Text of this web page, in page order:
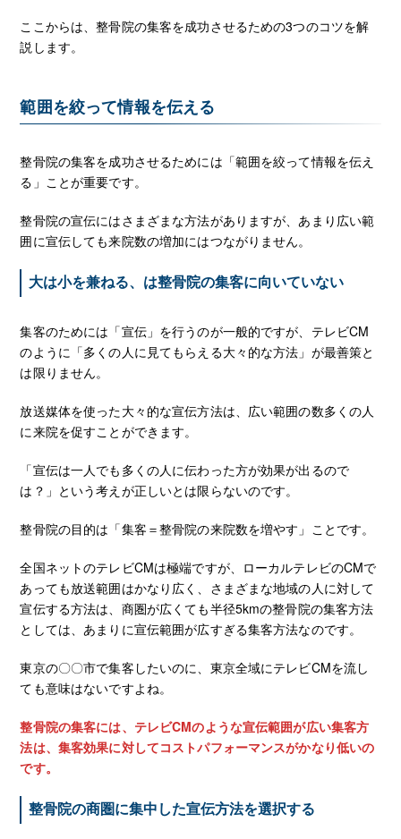
ここからは、整骨院の集客を成功させるための3つのコツを解
説します。
範囲を絞って情報を伝える
整骨院の集客を成功させるためには「範囲を絞って情報を伝え
る」ことが重要です。
整骨院の宣伝にはさまざまな方法がありますが、あまり広い範
囲に宣伝しても来院数の増加にはつながりません。
大は小を兼ねる、は整骨院の集客に向いていない
集客のためには「宣伝」を行うのが一般的ですが、テレビCM
のように「多くの人に見てもらえる大々的な方法」が最善策と
は限りません。
放送媒体を使った大々的な宣伝方法は、広い範囲の数多くの人
に来院を促すことができます。
「宣伝は一人でも多くの人に伝わった方が効果が出るので
は？」という考えが正しいとは限らないのです。
整骨院の目的は「集客＝整骨院の来院数を増やす」ことです。
全国ネットのテレビCMは極端ですが、ローカルテレビのCMで
あっても放送範囲はかなり広く、さまざまな地域の人に対して
宣伝する方法は、商圏が広くても半径5kmの整骨院の集客方法
としては、あまりに宣伝範囲が広すぎる集客方法なのです。
東京の〇〇市で集客したいのに、東京全域にテレビCMを流し
ても意味はないですよね。
整骨院の集客には、テレビCMのような宣伝範囲が広い集客方
法は、集客効果に対してコストパフォーマンスがかなり低いの
です。
整骨院の商圏に集中した宣伝方法を選択する